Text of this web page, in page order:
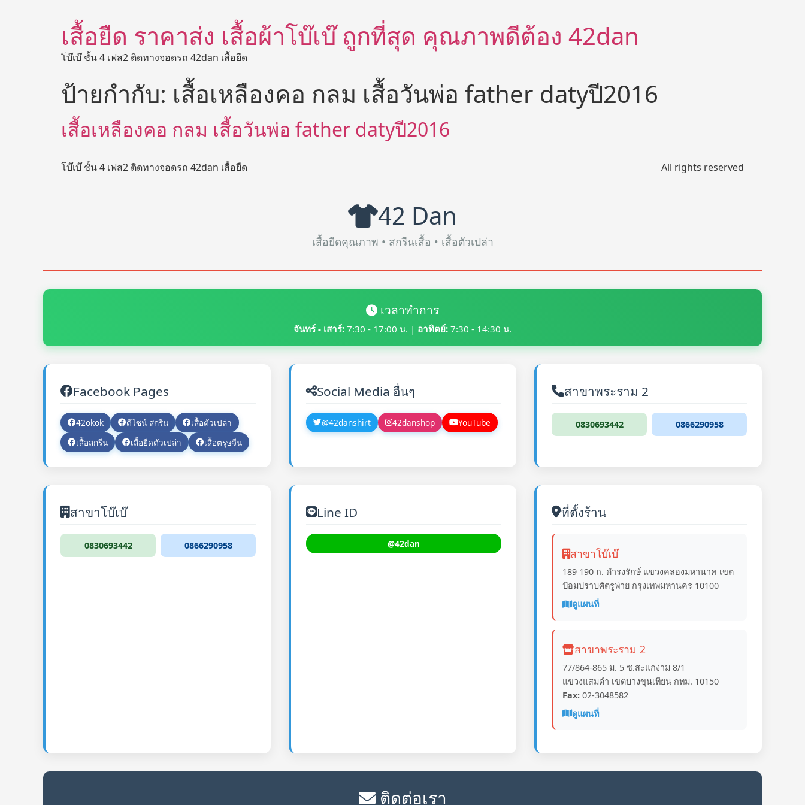
เสื้อยืด ราคาส่ง เสื้อผ้าโบ๊เบ๊ ถูกที่สุด คุณภาพดีต้อง 42dan
โบ๊เบ๊ ชั้น 4 เฟส2 ติดทางจอดรถ 42dan เสื้อยืด
ป้ายกำกับ: เสื้อเหลืองคอ กลม เสื้อวันพ่อ father datyปี2016
เสื้อเหลืองคอ กลม เสื้อวันพ่อ father datyปี2016
โบ๊เบ๊ ชั้น 4 เฟส2 ติดทางจอดรถ 42dan เสื้อยืด All rights reserved
42 Dan
เสื้อยืดคุณภาพ • สกรีนเสื้อ • เสื้อตัวเปล่า
เวลาทำการ
จันทร์ - เสาร์: 7:30 - 17:00 น. | อาทิตย์: 7:30 - 14:30 น.
Facebook Pages
42okok ดีไซน์ สกรีน
เสื้อตัวเปล่า
เสื้อสกรีน
เสื้อยืดตัวเปล่า เสื้อตรุษจีน
Social Media อื่นๆ
@42danshirt 42danshop YouTube
สาขาพระราม 2
0830693442 0866290958
สาขาโบ๊เบ๊
0830693442 0866290958
Line ID
@42dan
ที่ตั้งร้าน
สาขาโบ๊เบ๊
189 190 ถ. ดำรงรักษ์ แขวงคลองมหานาค เขต
ป้อมปราบศัตรูพ่าย กรุงเทพมหานคร 10100
ดูแผนที่
สาขาพระราม 2
77/864-865 ม. 5 ซ.สะแกงาม 8/1
แขวงแสมดำ เขตบางขุนเทียน กทม. 10150
Fax: 02-3048582
ดูแผนที่
ติดต่อเรา